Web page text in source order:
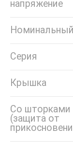
напряжение
Серия
Крышка
Со шторками
(защита от